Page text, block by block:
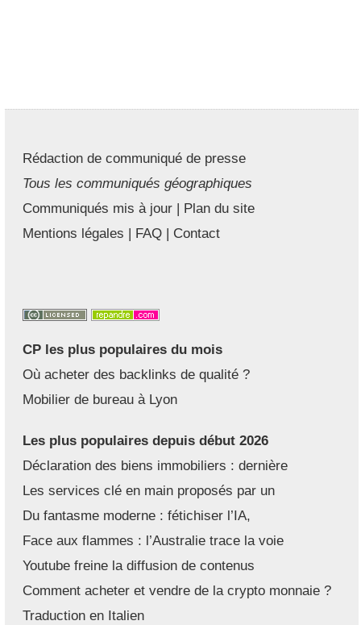
Rédaction de communiqué de presse
Tous les communiqués géographiques
Communiqués mis à jour | Plan du site
Mentions légales | FAQ | Contact
CP les plus populaires du mois
Où acheter des backlinks de qualité ?
Mobilier de bureau à Lyon
Les plus populaires depuis début 2026
Déclaration des biens immobiliers : dernière
Les services clé en main proposés par un
Du fantasme moderne : fétichiser l’IA,
Face aux flammes : l’Australie trace la voie
Youtube freine la diffusion de contenus
Comment acheter et vendre de la crypto monnaie ?
Traduction en Italien